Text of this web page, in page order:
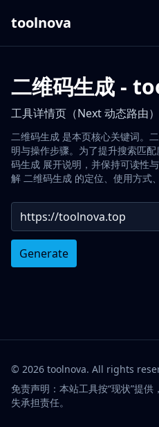
toolnova
二维码生成 -
工具详情页（Next 动态路由）
二维码生成 是本页核心关键词。
明与操作步骤。为了提升搜索匹
码生成 展开说明，并保持可读性
解 二维码生成 的定位、使用方式
Generate
© 2026 toolnova. All rights
免责声明：本站工具按“现状”提
失承担责任。